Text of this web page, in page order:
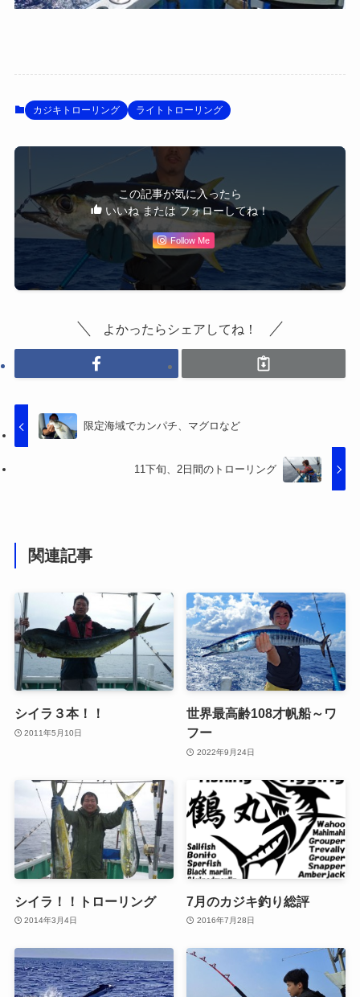
カジキトローリング ライトトローリング
この記事が気に入ったら
いいね または フォローしてね！
Follow Me
よかったらシェアしてね！
限定海域でカンパチ、マグロなど
11下旬、2日間のトローリング
関連記事
シイラ３本！！
2011年5月10日
世界最高齢108才帆船～ワ
フー
2022年9月24日
シイラ！！トローリング
2014年3月4日
7月のカジキ釣り総評
2016年7月28日